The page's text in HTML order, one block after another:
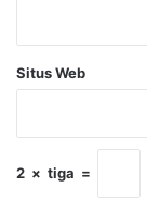
Situs Web
2 × tiga =